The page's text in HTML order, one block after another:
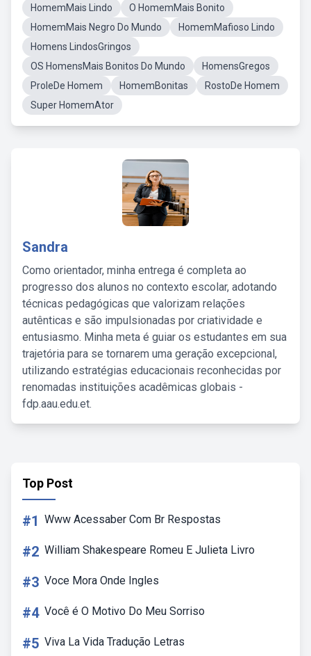
HomemMais Lindo
O HomemMais Bonito
HomemMais Negro Do Mundo
HomemMafioso Lindo
Homens LindosGringos
OS HomensMais Bonitos Do Mundo
HomensGregos
ProleDe Homem
HomemBonitas
RostoDe Homem
Super HomemAtor
Sandra
Como orientador, minha entrega é completa ao
progresso dos alunos no contexto escolar, adotando
técnicas pedagógicas que valorizam relações
autênticas e são impulsionadas por criatividade e
entusiasmo. Minha meta é guiar os estudantes em sua
trajetória para se tornarem uma geração excepcional,
utilizando estratégias educacionais reconhecidas por
renomadas instituições acadêmicas globais -
fdp.aau.edu.et.
Top Post
#1 Www Acessaber Com Br Respostas
#2 William Shakespeare Romeu E Julieta Livro
#3 Voce Mora Onde Ingles
#4 Você é O Motivo Do Meu Sorriso
#5 Viva La Vida Tradução Letras